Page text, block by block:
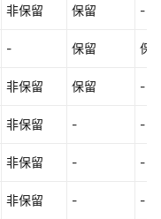
非保留 保留 -
- 保留 保
非保留 保留 -
非保留 - -
非保留 - -
非保留 - -